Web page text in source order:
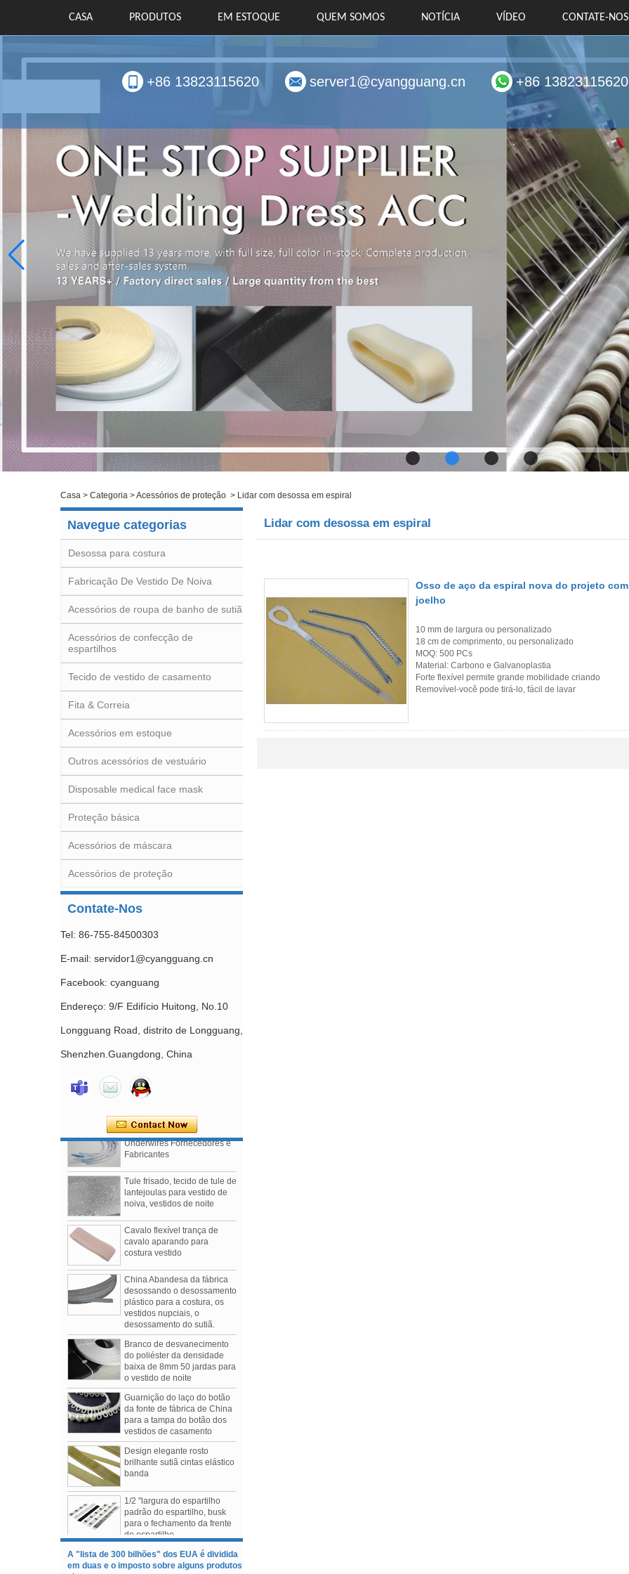
CASA PRODUTOS EM ESTOQUE QUEM SOMOS NOTÍCIA VÍDEO CONTATE-NOS
+86 13823115620 server1@cyangguang.cn +86 13823115620
Casa > Categoria >Acessórios de proteção > Lidar com desossa em espiral
Navegue categorias
Desossa para costura
Fabricação De Vestido De Noiva
Acessórios de roupa de banho de sutiã
Acessórios de confecção de
espartilhos
Tecido de vestido de casamento
Fita & Correia
Acessórios em estoque
Outros acessórios de vestuário
Disposable medical face mask
Proteção básica
Acessórios de máscara
Acessórios de proteção
Contate-Nos
Tel: 86-755-84500303
E-mail: servidor1@cyangguang.cn
Facebook: cyanguang
Endereço: 9/F Edifício Huitong, No.10
Longguang Road, distrito de Longguang,
Shenzhen.Guangdong, China
Slider de sutiã sem níquel
revestido de náilon
para fabricação de sutiã de
fábrica na China
Nylon Coated Bra
Underwires Fornecedores e
Fabricantes
lantejoulas para vestido de
noiva, vestidos de noite
cavalo aparando para
costura vestido
desossando o desossamento
plástico para a costura, os
vestidos nupciais, o
desossamento do sutiã.
Branco de desvanecimento
do poliéster da densidade
baixa de 8mm 50 jardas para
o vestido de noite
Guarnição do laço do botão
da fonte de fábrica de China
para a tampa do botão dos
vestidos de casamento
Design elegante rosto
brilhante sutiã cintas elástico
banda
padrão do espartilho, busk
para o fechamento da frente
do espartilho
Acessórios de sutiã e roupa
de banho Underwire Casing
Cotton Case
Moda Feminina Outono / Inverno 2019 Shows
Os 3 mais comentados sobre shows da
temporada
1.Tomo Koizumi
2.Bottega Veneta
3.Prada
A "lista de 300 bilhões" dos EUA é dividida
em duas e o imposto sobre alguns produtos
elet
A "lista de 300 bilhões" dos EUA é dividida em
Lidar com desossa em espiral
Osso de aço da espiral nova do projeto
joelho
10 mm de largura ou personalizado
18 cm de comprimento, ou personalizado
MOQ: 500 PCs
Material: Carbono e Galvanoplastia
Forte flexível permite grande mobilidade criando
Removível-você pode tirá-lo, fácil de lavar